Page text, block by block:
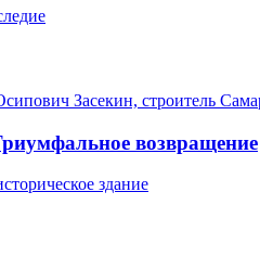
Засекин, строитель
возвращение
здание